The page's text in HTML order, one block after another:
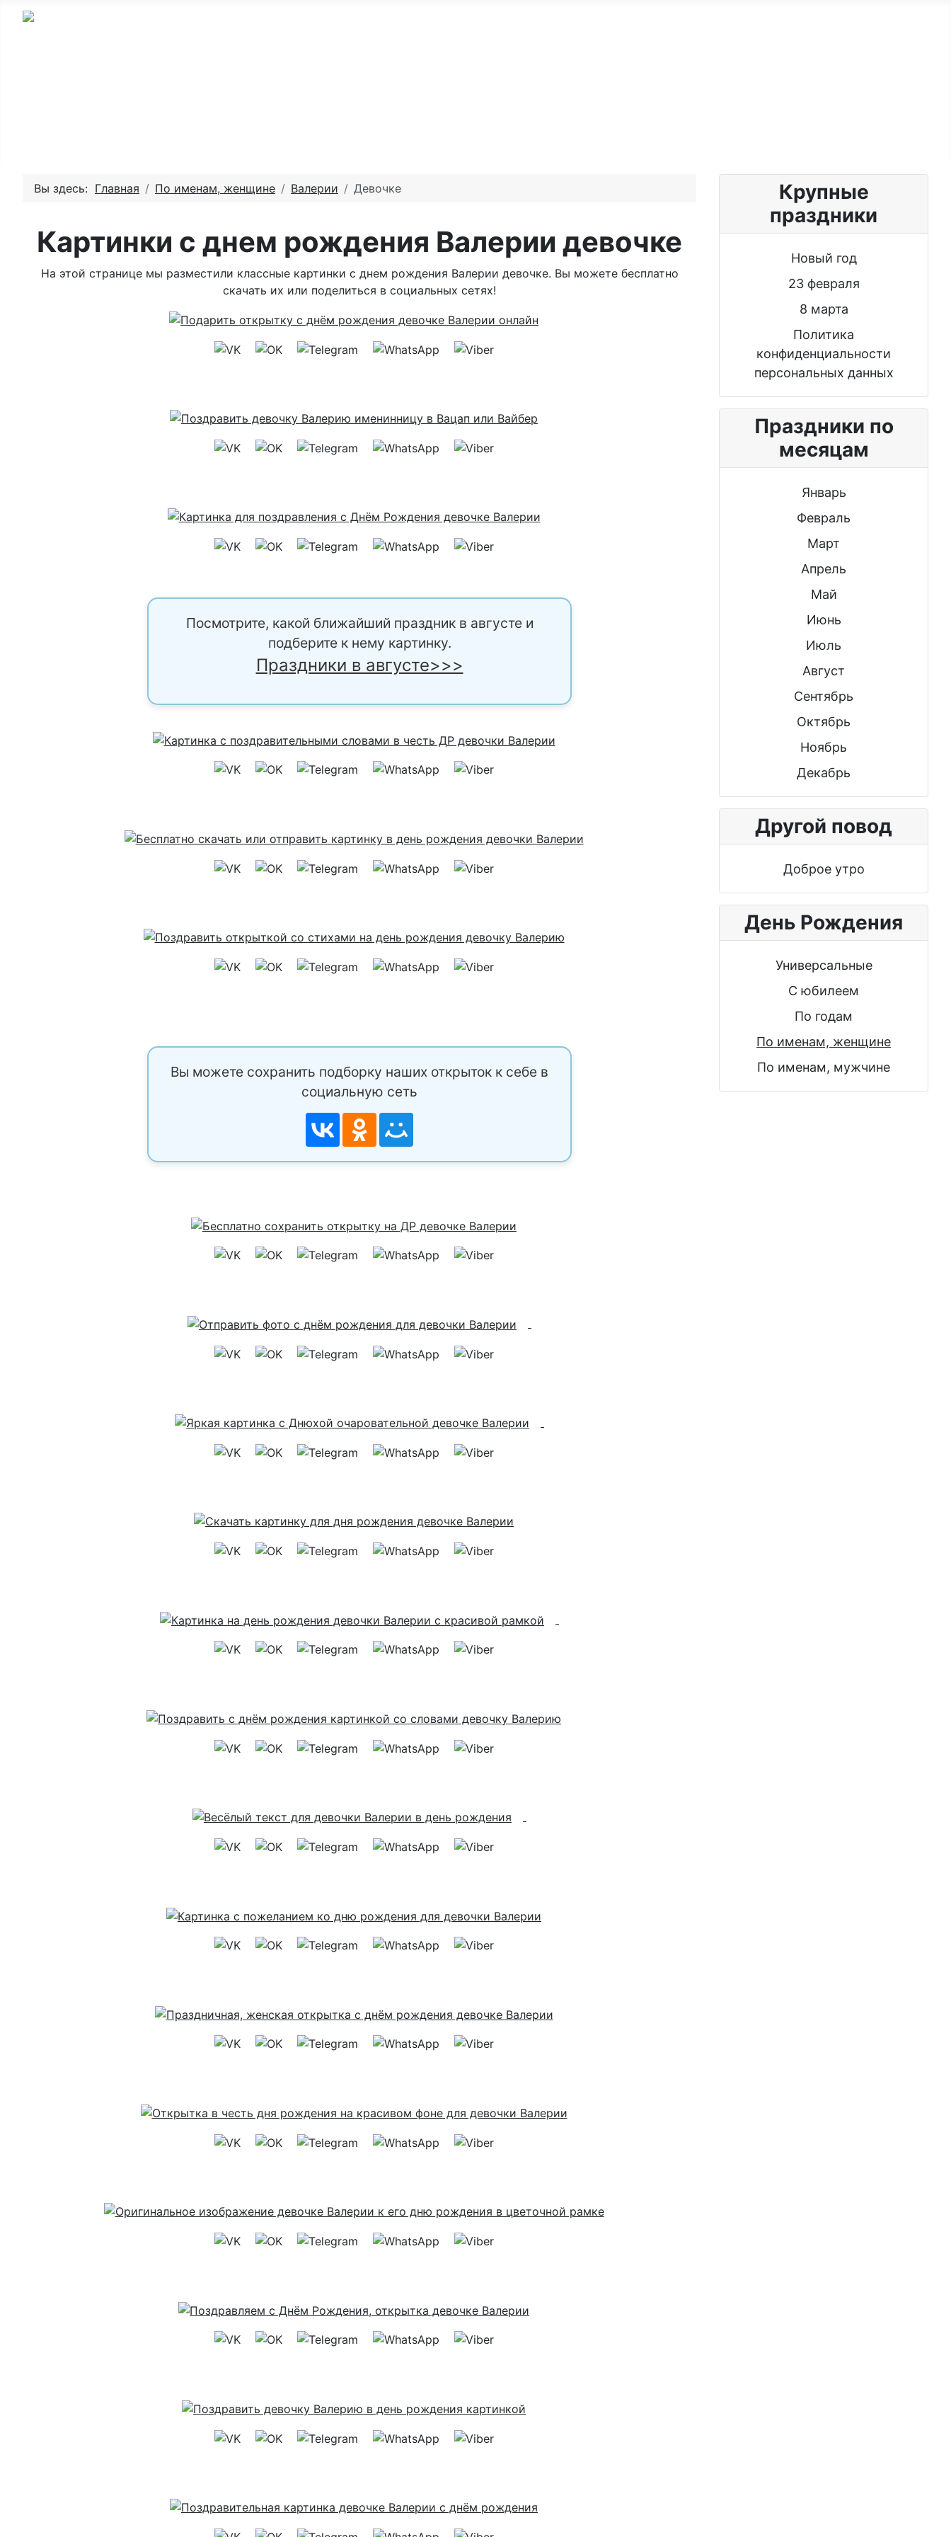
Вы здесь: Главная По именам, женщине Валерии Девочке
Картинки с днем рождения Валерии девочке
На этой странице мы разместили классные картинки с днем рождения Валерии девочке. Вы можете бесплатно
скачать их или поделиться в социальных сетях!
Посмотрите, какой ближайший праздник в августе и
подберите к нему картинку.
Праздники в августе>>>
Вы можете сохранить подборку наших открыток к себе в
социальную сеть
Крупные
праздники
Новый год
23 февраля
8 марта
Политика
конфиденциальности
персональных данных
Праздники по
месяцам
Январь
Февраль
Март
Апрель
Май
Июнь
Июль
Август
Сентябрь
Октябрь
Ноябрь
Декабрь
Другой повод
Доброе утро
День Рождения
Универсальные
С юбилеем
По годам
По именам, женщине
По именам, мужчине